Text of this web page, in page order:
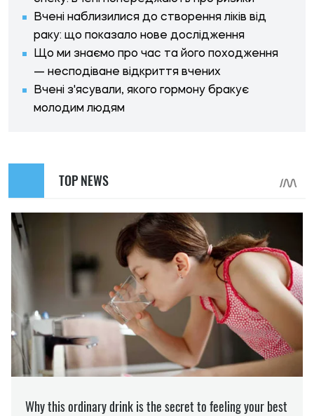
Вчені наблизилися до створення ліків від
раку: що показало нове дослідження
Що ми знаємо про час та його походження
— несподіване відкриття вчених
Вчені з'ясували, якого гормону бракує
молодим людям